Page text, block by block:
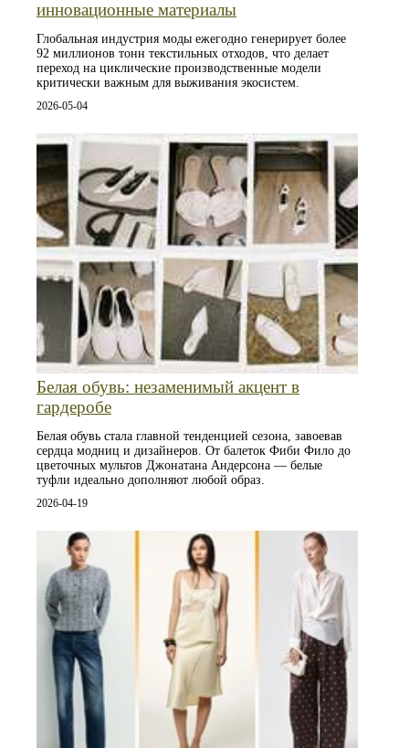
инновационные материалы
Глобальная индустрия моды ежегодно генерирует более
92 миллионов тонн текстильных отходов, что делает
переход на циклические производственные модели
критически важным для выживания экосистем.
2026-05-04
Белая обувь: незаменимый акцент в
гардеробе
Белая обувь стала главной тенденцией сезона, завоевав
сердца модниц и дизайнеров. От балеток Фиби Фило до
цветочных мультов Джонатана Андерсона — белые
туфли идеально дополняют любой образ.
2026-04-19